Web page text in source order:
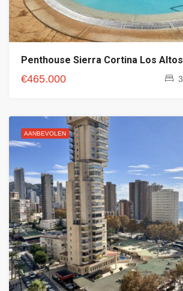
Penthouse Sierra Cortina Los Altos
€465.000 3
AANBEVOLEN